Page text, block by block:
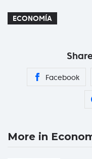
ECONOMÍA
Facebook
More in